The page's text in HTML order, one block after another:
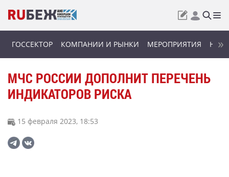
ГОССЕКТОР КОМПАНИИ И РЫНКИ МЕРОПРИЯТИЯ
МЧС РОССИИ ДОПОЛНИТ ПЕРЕЧЕНЬ
ИНДИКАТОРОВ РИСКА
15 февраля 2023, 18:53